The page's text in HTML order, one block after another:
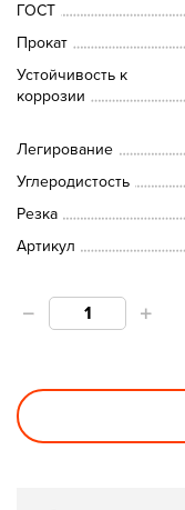
ГОСТ
Прокат
Устойчивость к
коррозии
Легирование
Углеродистость
Резка
Артикул